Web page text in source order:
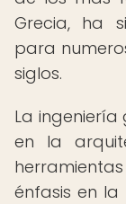
Grecia, ha
para
siglos.
La
en la
énfasis en